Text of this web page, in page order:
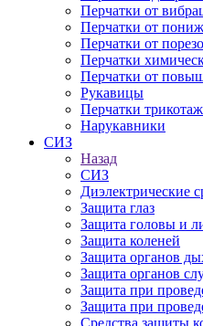
Перчатки от
Перчатки от
Перчатки от
Перчатки
Перчатки от
Рукавицы
Перчатки
Нарукавники
СИЗ
Назад
СИЗ
Диэлектрические
Защита глаз
Защита головы и
Защита коленей
Защита органов
Защита органов
Защита при
Защита при
Средства защиты